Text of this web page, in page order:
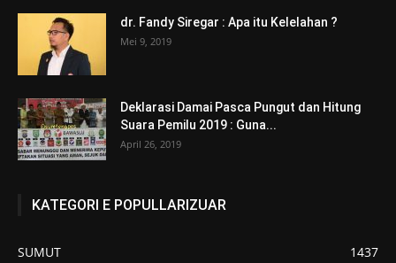
dr. Fandy Siregar : Apa itu Kelelahan ?
Mei 9, 2019
Deklarasi Damai Pasca Pungut dan Hitung
Suara Pemilu 2019 : Guna...
April 26, 2019
KATEGORI E POPULLARIZUAR
SUMUT
1437